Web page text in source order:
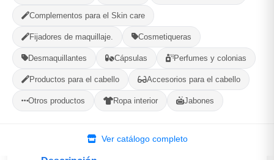
Complementos para el Skin care
Fijadores de maquillaje. Cosmetiqueras
Desmaquillantes Cápsulas Perfumes y colonias
Productos para el cabello Accesorios para el cabello
Otros productos Ropa interior Jabones
Ver catálogo completo
PRODUCTOS
--
CALIFICACIÓN
WhatsApp Ver Tienda